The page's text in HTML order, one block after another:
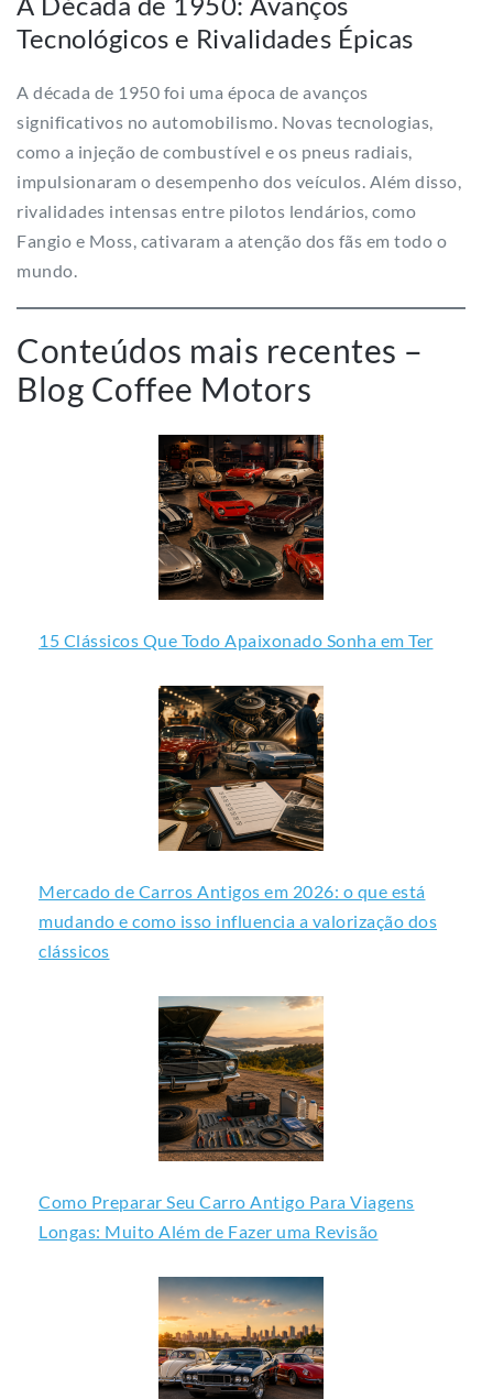
Tecnológicos e Rivalidades Épicas
A década de 1950 foi uma época de avanços
significativos no automobilismo. Novas tecnologias,
como a injeção de combustível e os pneus radiais,
impulsionaram o desempenho dos veículos. Além disso,
rivalidades intensas entre pilotos lendários, como
Fangio e Moss, cativaram a atenção dos fãs em todo o
mundo.
Conteúdos mais recentes –
Blog Coffee Motors
15 Clássicos Que Todo Apaixonado Sonha em Ter
Mercado de Carros Antigos em 2026: o que está
mudando e como isso influencia a valorização dos
clássicos
Como Preparar Seu Carro Antigo Para Viagens
Longas: Muito Além de Fazer uma Revisão